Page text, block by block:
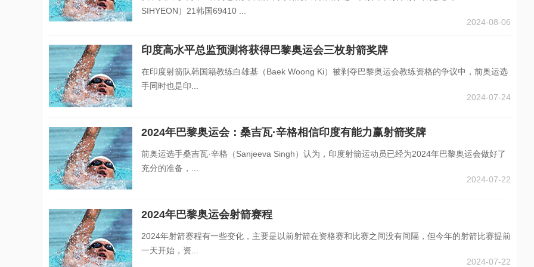
SIHYEON）21韩国69410 ...
2024-08-06
印度高水平总监预测将获得巴黎奥运会三枚射箭奖牌
在印度射箭队韩国籍教练白雄基（Baek Woong Ki）被剥夺巴黎奥运会教练资格的争议中，前奥运选
手同时也是印...
2024-07-24
2024年巴黎奥运会：桑吉瓦·辛格相信印度有能力赢射箭奖牌
前奥运选手桑吉瓦·辛格（Sanjeeva Singh）认为，印度射箭运动员已经为2024年巴黎奥运会做好了
充分的准备，...
2024-07-22
2024年巴黎奥运会射箭赛程
2024年射箭赛程有一些变化，主要是以前射箭在资格赛和比赛之间没有间隔，但今年的射箭比赛提前
一天开始，资...
2024-07-22